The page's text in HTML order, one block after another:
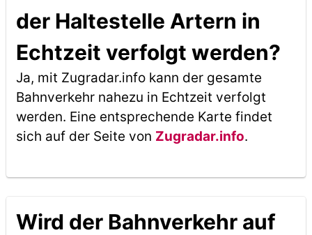
der Haltestelle Artern in
Echtzeit verfolgt werden?
Ja, mit Zugradar.info kann der gesamte
Bahnverkehr nahezu in Echtzeit verfolgt
werden. Eine entsprechende Karte findet
sich auf der Seite von Zugradar.info.
Wird der Bahnverkehr auf